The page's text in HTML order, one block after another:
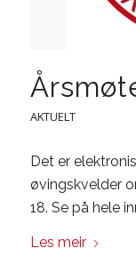
AKTUELT
Det er
øvingskvelder
18. Se på hele
Les meir